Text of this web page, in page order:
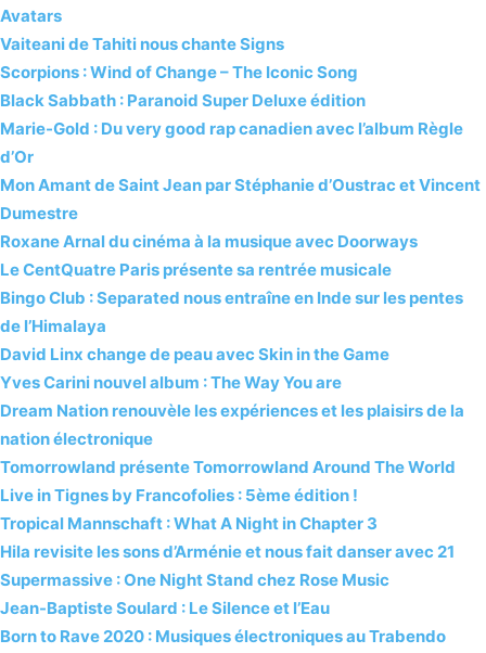
Avatars
Vaiteani de Tahiti nous chante Signs
Scorpions : Wind of Change – The Iconic Song
Black Sabbath : Paranoid Super Deluxe édition
Marie-Gold : Du very good rap canadien avec l’album Règle
d’Or
Mon Amant de Saint Jean par Stéphanie d’Oustrac et Vincent
Dumestre
Roxane Arnal du cinéma à la musique avec Doorways
Le CentQuatre Paris présente sa rentrée musicale
Bingo Club : Separated nous entraîne en Inde sur les pentes
de l’Himalaya
David Linx change de peau avec Skin in the Game
Yves Carini nouvel album : The Way You are
Dream Nation renouvèle les expériences et les plaisirs de la
nation électronique
Tomorrowland présente Tomorrowland Around The World
Live in Tignes by Francofolies : 5ème édition !
Tropical Mannschaft : What A Night in Chapter 3
Hila revisite les sons d’Arménie et nous fait danser avec 21
Supermassive : One Night Stand chez Rose Music
Jean-Baptiste Soulard : Le Silence et l’Eau
Born to Rave 2020 : Musiques électroniques au Trabendo